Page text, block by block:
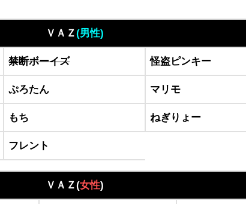
ＶＡＺ(男性)
禁断ボーイズ 怪盗ピンキー
ぷろたん マリモ
もち ねぎりょー
フレント
ＶＡＺ(女性)